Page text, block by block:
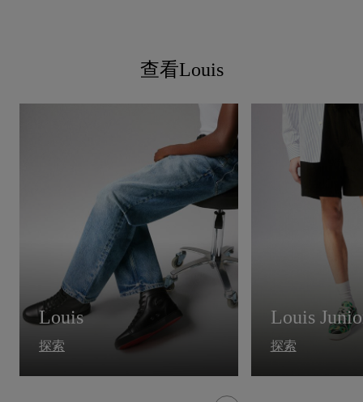
查看Louis
Louis
探索
Louis
探索